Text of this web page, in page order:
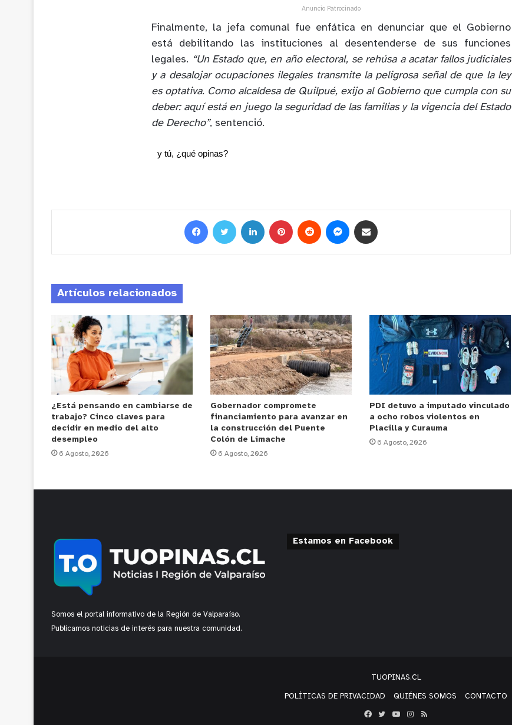
Anuncio Patrocinado
Finalmente, la jefa comunal fue enfática en denunciar que el Gobierno
está debilitando las instituciones al desentenderse de sus funciones
legales. “Un Estado que, en año electoral, se rehúsa a acatar fallos judiciales
y a desalojar ocupaciones ilegales transmite la peligrosa señal de que la ley
es optativa. Como alcaldesa de Quilpué, exijo al Gobierno que cumpla con su
deber: aquí está en juego la seguridad de las familias y la vigencia del Estado
de Derecho”, sentenció.
y tú, ¿qué opinas?
Artículos relacionados
¿Está pensando en cambiarse de
trabajo? Cinco claves para
decidir en medio del alto
desempleo
6 Agosto, 2026
Gobernador compromete
financiamiento para avanzar en
la construcción del Puente
Colón de Limache
6 Agosto, 2026
PDI detuvo a imputado vinculado
a ocho robos violentos en
Placilla y Curauma
6 Agosto, 2026
Somos el portal informativo de la Región de Valparaíso.
Publicamos noticias de interés para nuestra comunidad.
Estamos en Facebook
TUOPINAS.CL
POLÍTICAS DE PRIVACIDAD QUIÉNES SOMOS CONTACTO